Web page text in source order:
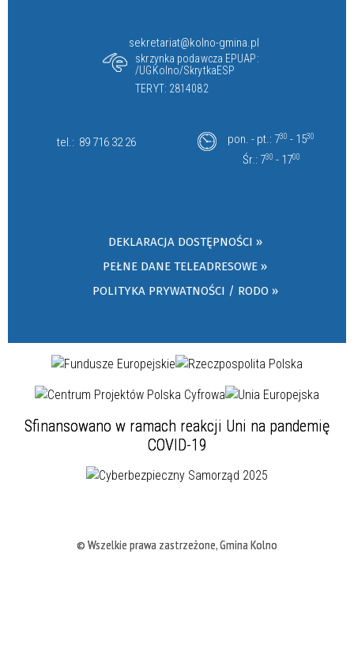
sekretariat@kolno-gmina.pl
skrzynka podawcza EPUAP:
/UGKolno/SkrytkaESP
TERYT: 2814082
tel.: 89 716 32 26 pon. - pt.: 730 - 1530
Śr.: 730 - 1700
DEKLARACJA DOSTĘPNOŚCI »
PEŁNE DANE TELEADRESOWE »
POLITYKA PRYWATNOŚCI / RODO »
Sfinansowano w ramach reakcji Uni na pandemię
COVID-19
© Wszelkie prawa zastrzeżone, Gmina Kolno